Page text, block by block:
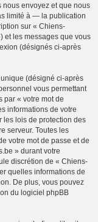
envoyez et que nous
limité à — la publication
sur « Chiens-
et les messages que vous
(désignés ci-après
(désigné ci-après
vous permettant
par « votre mot de
informations de votre
les lois de protection des
serveur. Toutes les
votre mot de passe et de
» durant votre
discrétion de « Chiens-
quelles informations de
De plus, vous pouvez
du logiciel phpBB